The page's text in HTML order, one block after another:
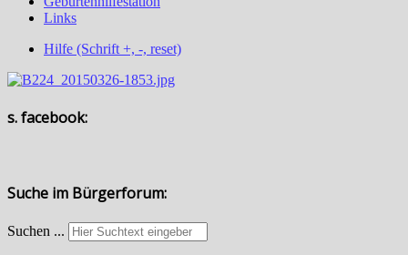
Links
Hilfe (Schrift +, -, reset)
s. facebook:
Suche im Bürgerforum:
Suchen ...